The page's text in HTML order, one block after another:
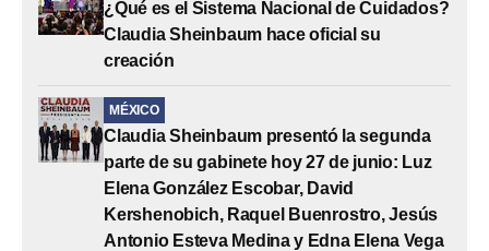
¿Qué es el Sistema Nacional de Cuidados?
Claudia Sheinbaum hace oficial su
creación
MÉXICO
Claudia Sheinbaum presentó la segunda
parte de su gabinete hoy 27 de junio: Luz
Elena González Escobar, David
Kershenobich, Raquel Buenrostro, Jesús
Antonio Esteva Medina y Edna Elena Vega